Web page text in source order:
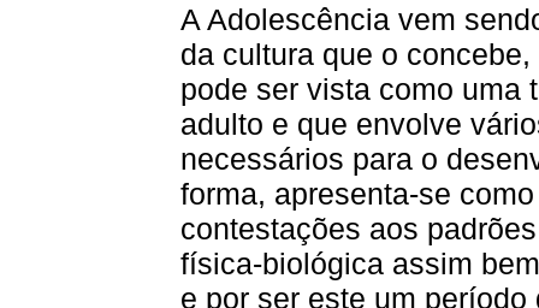
A Adolescência vem
da cultura que o
pode ser vista como uma
adulto e que envolve
necessários para o
forma, apresenta-se
contestações aos
física-biológica assim
e por ser este um